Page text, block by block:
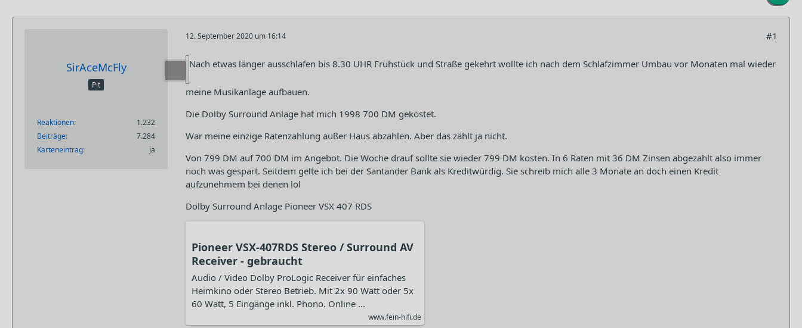
SirAceMcFly
Pit
Reaktionen
1.232
Beiträge
7.284
Karteneintrag
ja
12. September 2020 um 16:14 #1
Nach etwas länger ausschlafen bis 8.30 UHR Frühstück und Straße gekehrt wollte ich nach dem Schlafzimmer Umbau vor Monaten mal wieder
meine Musikanlage aufbauen.
Die Dolby Surround Anlage hat mich 1998 700 DM gekostet.
War meine einzige Ratenzahlung außer Haus abzahlen. Aber das zählt ja nicht.
Von 799 DM auf 700 DM im Angebot. Die Woche drauf sollte sie wieder 799 DM kosten. In 6 Raten mit 36 DM Zinsen abgezahlt also immer
noch was gespart. Seitdem gelte ich bei der Santander Bank als Kreditwürdig. Sie schreib mich alle 3 Monate an doch einen Kredit
aufzunehmem bei denen lol
Dolby Surround Anlage Pioneer VSX 407 RDS
Pioneer VSX-407RDS Stereo / Surround AV
Receiver - gebraucht
Audio / Video Dolby ProLogic Receiver für einfaches
Heimkino oder Stereo Betrieb. Mit 2x 90 Watt oder 5x
60 Watt, 5 Eingänge inkl. Phono. Online ...
www.fein-hifi.de